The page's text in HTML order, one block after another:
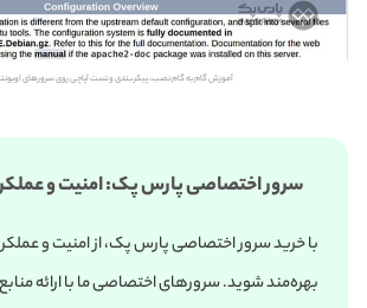
آموزش گام به گام نصب، پیکربندی و تست آپاچی روی سرورهای
سرور اختصاصی پارس پک: امنیت و
با خرید سرور اختصاصی پارس پک، از امنیت و
بهره‌مند شوید. سرورهای اختصاصی ما با ارائه